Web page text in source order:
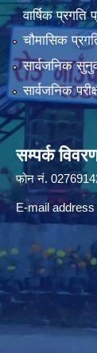
वार्षिक प्रगति
चौमासिक
सार्वजनिक
सार्वजनिक
सम्पर्क
फोन न‌ं.
E-mail address